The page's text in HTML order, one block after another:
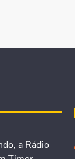
a Rádio